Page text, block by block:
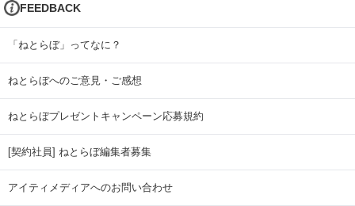
FEEDBACK
「ねとらぼ」ってなに？
ねとらぼへのご意見・ご感想
ねとらぼプレゼントキャンペーン応募規約
[契約社員] ねとらぼ編集者募集
アイティメディアへのお問い合わせ